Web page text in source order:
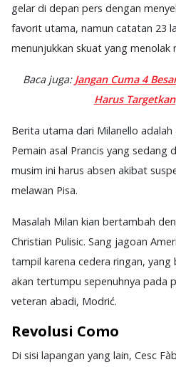
gelar di depan pers dengan
favorit utama, namun catatan 23
menunjukkan skuat yang menolak
Baca juga: Jangan Cuma 4
Harus
Berita utama dari Milanello adalah
Pemain asal Prancis yang sedang
musim ini harus absen akibat
melawan Pisa.
Masalah Milan kian bertambah
Christian Pulisic. Sang jagoan
tampil karena cedera ringan,
akan tertumpu sepenuhnya pada
veteran abadi, Modrić.
Revolusi Como
Di sisi lapangan yang lain, Cesc